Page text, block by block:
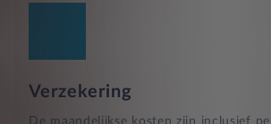
Verzekering
De maandelijkse kosten zijn inclusief